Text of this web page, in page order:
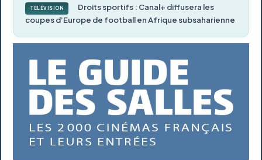
TÉLÉVISION
Droits sportifs : Canal+ diffusera les
coupes d’Europe de football en Afrique subsaharienne